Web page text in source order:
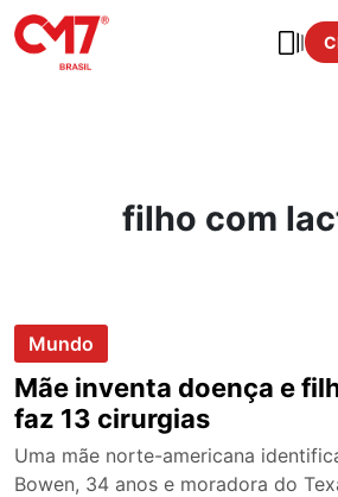
filho com
Mundo
Mãe inventa doença e
faz 13 cirurgias
Uma mãe norte-americana
Bowen, 34 anos e moradora do